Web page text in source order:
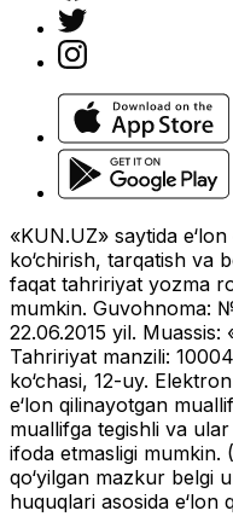
«KUN.UZ» saytida
ko‘chirish, tarqatish va
faqat tahririyat yozma
mumkin. Guvohnoma:
22.06.2015 yil. Muassis:
Tahririyat manzili:
ko‘chasi, 12-uy.
e‘lon qilinayotgan
muallifga tegishli va
ifoda etmasligi
qo‘yilgan mazkur belgi
huquqlari asosida e‘lon